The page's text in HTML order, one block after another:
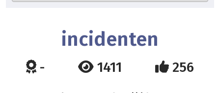
incidenten
- 1411 256